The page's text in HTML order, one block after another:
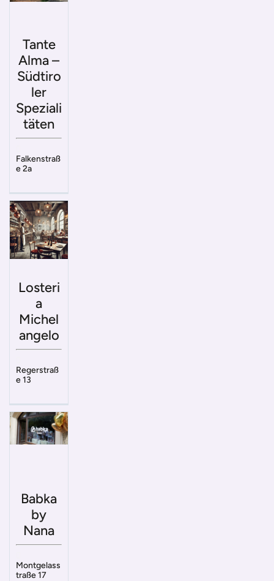
Tante
Alma –
Südtiro
ler
Speziali
täten
Falkenstraß
e 2a
Losteri
a
Michel
angelo
Regerstraß
e 13
Babka
by
Nana
Montgelass
traße 17